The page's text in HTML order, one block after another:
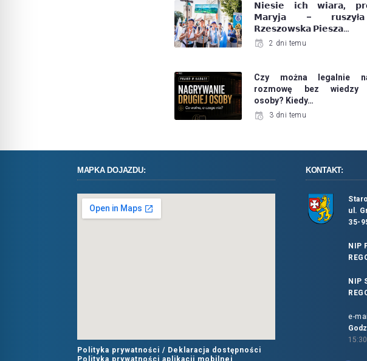
𝗡𝗶𝗲𝘀𝗶𝗲 𝗶𝗰𝗵 𝘄𝗶𝗮𝗿𝗮,
𝗠𝗮𝗿𝘆𝗷𝗮 –
𝗥𝘇𝗲𝘀𝘇𝗼𝘄𝘀𝗸𝗮 𝗣𝗶𝗲𝘀𝘇𝗮…
2 dni temu
Czy można legalnie
rozmowę bez wiedzy
osoby? Kiedy…
3 dni temu
MAPKA DOJAZDU:
Polityka prywatności / Deklaracja dostępności
Polityka prywatności aplikacji mobilnej
KONTAKT:
ul.
35-
NIP
NIP
e-
15:30